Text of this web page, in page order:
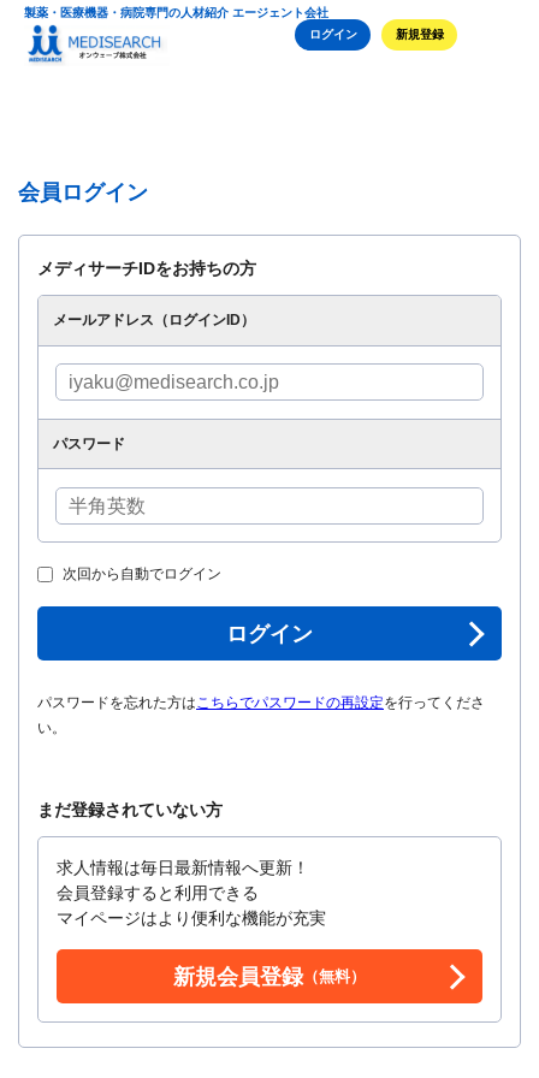
製薬・医療機器・病院専門の人材紹介 エージェント会社
ログイン
新規登録
会員ログイン
メディサーチIDをお持ちの方
メールアドレス（ログインID）
パスワード
次回から自動でログイン
ログイン
パスワードを忘れた方はこちらでパスワードの再設定を行ってくださ
い。
まだ登録されていない方
求人情報は毎日最新情報へ更新！
会員登録すると利用できる
マイページはより便利な機能が充実
新規会員登録（無料）